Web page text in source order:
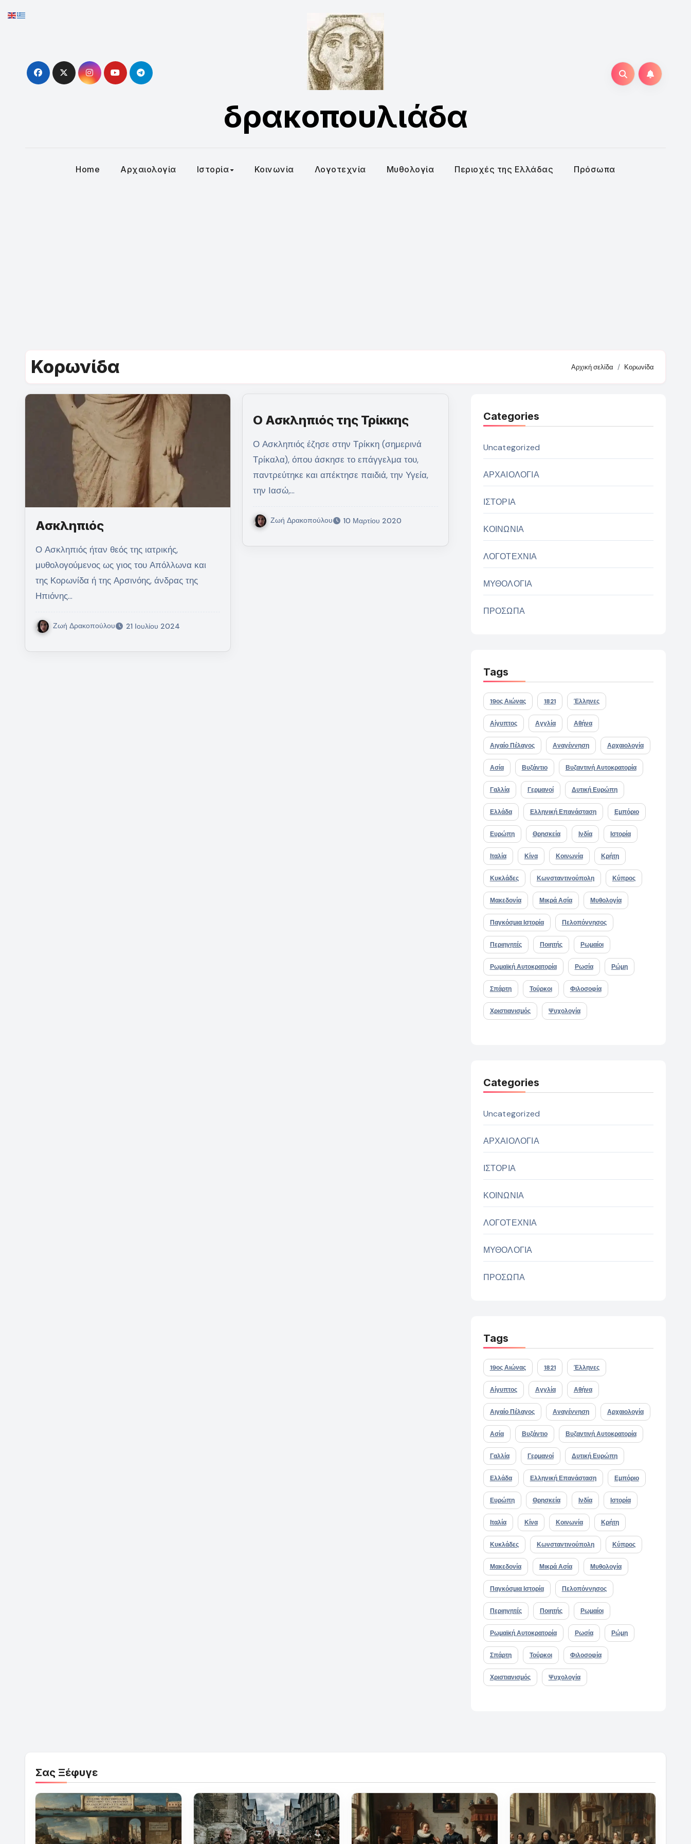
to
δρακοπουλιάδα
Home Αρχαιολογία Ιστορία Κοινωνία Λογοτεχνία Μυθολογία Περιοχές της Ελλάδας Πρόσωπα
Κορωνίδα Αρχική σελίδα Κορωνίδα
Ασκληπιός
Ο Ασκληπιός ήταν θεός της ιατρικής,
μυθολογούμενος ως γιος του Απόλλωνα και
της Κορωνίδα ή της Αρσινόης, άνδρας της
Ηπιόνης…
Ζωή Δρακοπούλου 21 Ιουλίου 2024
Ο Ασκληπιός της Τρίκκης
Ο Ασκληπιός έζησε στην Τρίκκη (σημερινά
Τρίκαλα), όπου άσκησε το επάγγελμα του,
παντρεύτηκε και απέκτησε παιδιά, την Υγεία,
την Ιασώ,…
Ζωή Δρακοπούλου 10 Μαρτίου 2020
Categories
Uncategorized
ΑΡΧΑΙΟΛΟΓΙΑ
ΙΣΤΟΡΙΑ
ΚΟΙΝΩΝΙΑ
ΛΟΓΟΤΕΧΝΙΑ
ΜΥΘΟΛΟΓΙΑ
ΠΡΟΣΩΠΑ
Tags
19ος Αιώνας 1821 Έλληνες
Αίγυπτος Αγγλία Αθήνα
Αιγαίο Πέλαγος Αναγέννηση Αρχαιολογία
Ασία Βυζάντιο Βυζαντινή Αυτοκρατορία
Γαλλία Γερμανοί Δυτική Ευρώπη
Ελλάδα Ελληνική Επανάσταση Εμπόριο
Ευρώπη Θρησκεία Ινδία Ιστορία
Ιταλία Κίνα Κοινωνία Κρήτη
Κυκλάδες Κωνσταντινούπολη Κύπρος
Μακεδονία Μικρά Ασία Μυθολογία
Παγκόσμια Ιστορία Πελοπόννησος
Περιηγητές Ποιητής Ρωμαίοι
Ρωμαϊκή Αυτοκρατορία Ρωσία Ρώμη
Σπάρτη Τούρκοι Φιλοσοφία
Χριστιανισμός Ψυχολογία
Categories
Uncategorized
ΑΡΧΑΙΟΛΟΓΙΑ
ΙΣΤΟΡΙΑ
ΚΟΙΝΩΝΙΑ
ΛΟΓΟΤΕΧΝΙΑ
ΜΥΘΟΛΟΓΙΑ
ΠΡΟΣΩΠΑ
Tags
19ος Αιώνας 1821 Έλληνες
Αίγυπτος Αγγλία Αθήνα
Αιγαίο Πέλαγος Αναγέννηση Αρχαιολογία
Ασία Βυζάντιο Βυζαντινή Αυτοκρατορία
Γαλλία Γερμανοί Δυτική Ευρώπη
Ελλάδα Ελληνική Επανάσταση Εμπόριο
Ευρώπη Θρησκεία Ινδία Ιστορία
Ιταλία Κίνα Κοινωνία Κρήτη
Κυκλάδες Κωνσταντινούπολη Κύπρος
Μακεδονία Μικρά Ασία Μυθολογία
Παγκόσμια Ιστορία Πελοπόννησος
Περιηγητές Ποιητής Ρωμαίοι
Ρωμαϊκή Αυτοκρατορία Ρωσία Ρώμη
Σπάρτη Τούρκοι Φιλοσοφία
Χριστιανισμός Ψυχολογία
Σας Ξέφυγε